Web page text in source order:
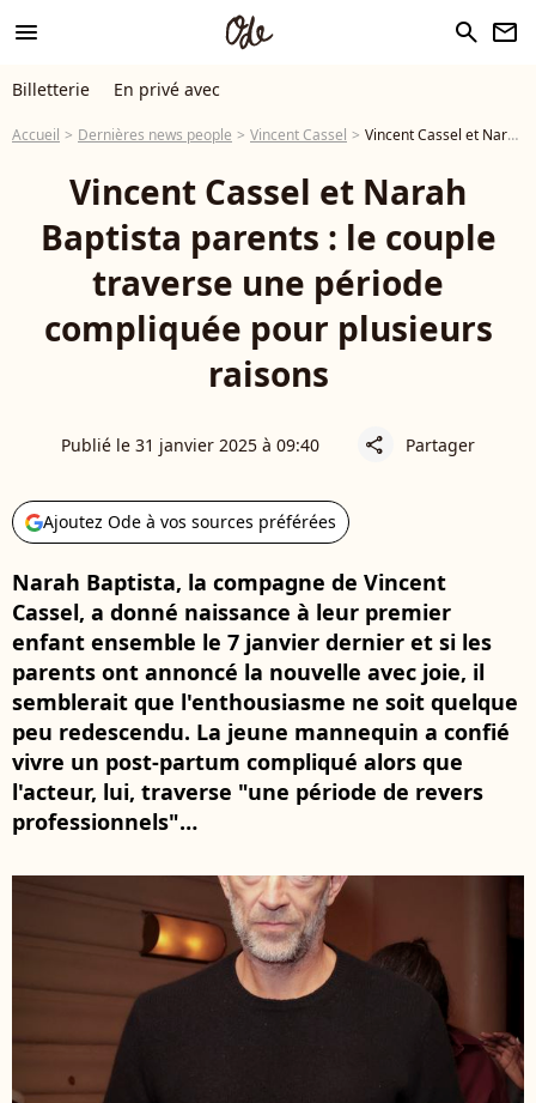
menu search newsletter
Billetterie En privé avec
Accueil Dernières news people Vincent Cassel Vincent Cassel et Narah Baptista parents : le couple traverse une période compliquée pour plusieurs raisons
Vincent Cassel et Narah
Baptista parents : le couple
traverse une période
compliquée pour plusieurs
raisons
Publié le 31 janvier 2025 à 09:40 share Partager
Ajoutez Ode à vos sources préférées
Narah Baptista, la compagne de Vincent
Cassel, a donné naissance à leur premier
enfant ensemble le 7 janvier dernier et si les
parents ont annoncé la nouvelle avec joie, il
semblerait que l'enthousiasme ne soit quelque
peu redescendu. La jeune mannequin a confié
vivre un post-partum compliqué alors que
l'acteur, lui, traverse "une période de revers
professionnels"…